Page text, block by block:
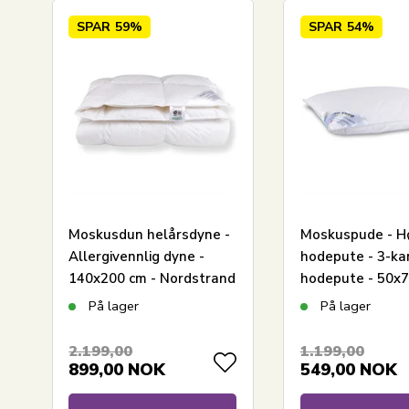
SPAR 59%
Moskusdun helårsdyne -
Allergivennlig dyne -
140x200 cm - Nordstrand
Home dyne
På lager
2.199,00
899,00 NOK
SPAR 54%
Moskuspude -
hodepute - 3-
hodepute -
Zen Sleep
På lager
1.199,00
549,00 NOK